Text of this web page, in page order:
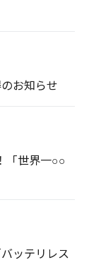
お知らせ
「世界一○○
ッテリレス